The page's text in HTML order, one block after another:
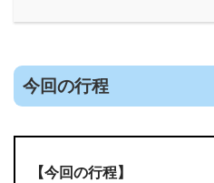
今回の行程
【今回の行程】